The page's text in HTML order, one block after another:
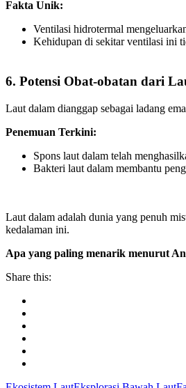
Fakta Unik:
Ventilasi hidrotermal
Kehidupan di sekitar ventilasi ini
6. Potensi Obat-obatan dari
Laut dalam dianggap sebagai ladang
Penemuan Terkini:
Spons laut dalam telah
Bakteri laut dalam membantu
Laut dalam adalah dunia yang penuh
kedalaman ini.
Apa yang paling menarik menurut
Share this: